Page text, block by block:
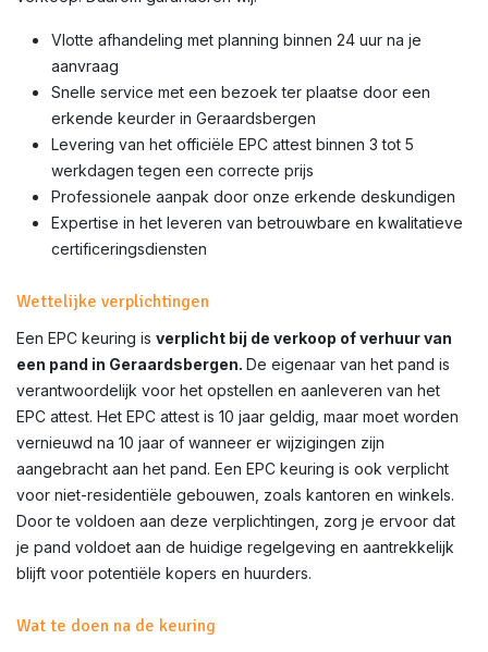
Vlotte afhandeling met planning binnen 24 uur na je
aanvraag
Snelle service met een bezoek ter plaatse door een
erkende keurder in Geraardsbergen
Levering van het officiële EPC attest binnen 3 tot 5
werkdagen tegen een correcte prijs
Professionele aanpak door onze erkende deskundigen
Expertise in het leveren van betrouwbare en kwalitatieve
certificeringsdiensten
Wettelijke verplichtingen
Een EPC keuring is verplicht bij de verkoop of verhuur van
een pand in Geraardsbergen. De eigenaar van het pand is
verantwoordelijk voor het opstellen en aanleveren van het
EPC attest. Het EPC attest is 10 jaar geldig, maar moet worden
vernieuwd na 10 jaar of wanneer er wijzigingen zijn
aangebracht aan het pand. Een EPC keuring is ook verplicht
voor niet-residentiële gebouwen, zoals kantoren en winkels.
Door te voldoen aan deze verplichtingen, zorg je ervoor dat
je pand voldoet aan de huidige regelgeving en aantrekkelijk
blijft voor potentiële kopers en huurders.
Wat te doen na de keuring